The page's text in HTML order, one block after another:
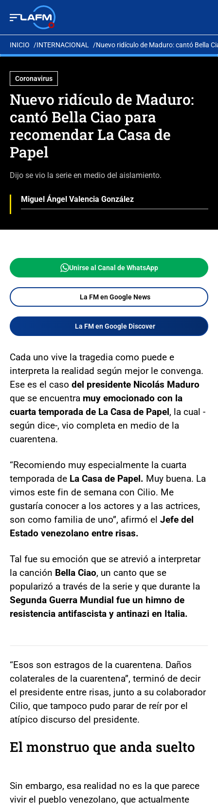
INICIO INTERNACIONAL Nuevo ridículo de Maduro: cantó Bella
Coronavirus
Nuevo ridículo de Maduro:
cantó Bella Ciao para
recomendar La Casa de
Papel
Dijo se vio la serie en medio del aislamiento.
Miguel Ángel Valencia González
Unirse al Canal de WhatsApp
La FM en Google News
La FM en Google Discover
Cada uno vive la tragedia como puede e
interpreta la realidad según mejor le convenga.
Ese es el caso del presidente Nicolás Maduro
que se encuentra muy emocionado con la
cuarta temporada de La Casa de Papel, la cual -
según dice-, vio completa en medio de la
cuarentena.
“Recomiendo muy especialmente la cuarta
temporada de La Casa de Papel. Muy buena. La
vimos este fin de semana con Cilio. Me
gustaría conocer a los actores y a las actrices,
son como familia de uno”, afirmó el Jefe del
Estado venezolano entre risas.
Tal fue su emoción que se atrevió a interpretar
la canción Bella Ciao, un canto que se
popularizó a través de la serie y que durante la
Segunda Guerra Mundial fue un himno de
resistencia antifascista y antinazi en Italia.
“Esos son estragos de la cuarentena. Daños
colaterales de la cuarentena”, terminó de decir
el presidente entre risas, junto a su colaborador
Cilio, que tampoco pudo parar de reír por el
atípico discurso del presidente.
El monstruo que anda suelto
Sin embargo, esa realidad no es la que parece
vivir el pueblo venezolano, que actualmente